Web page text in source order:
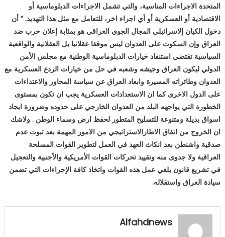
المتحدة الاجراءات المناسبة، والتي تشمل الاجراءات الدبلوماسية أو
الاقتصادية أو العسكرية أو أي اجراء اخر، للتعامل مع مثل هذا التهديد. ” أن
دخول الكيان إلاسرائيلي المجال الجوي العراقي هو بمثابة إعلان حرب ضد
العراق وإن السكوت على العدوان ليس موقفا عقلانيا بل العقلانية والواقعية
السياسية تقتضي استنفاد خيارات الدبلوماسية الوطنية مع مجلس الأمن
الدولي ليكون العراق وجيشه وشعبه في حل من خيارات الردع العسكرية مع
العدوان وطائراته المسيرة وابعاد العراق عن سياسة المحاور والاعتداءات
على الدول الاخرى كما ان الاستعدادات العسكرية يجب ان تكون بمستوى
الخطورة التي يواجهه البلد من العدوان الخارجي على حدوده وضرورة ايجاد
اسواق بديلة ومتنوعة للتسليح المتطور لحفظ ارض وسماء الوطن . ولاشك
ان الخروج من اتفاق الاطارالاستراتيجي من الامور المهمة بعد ثبوت عدم
صدقية واشنطن بعد انكاث العهد في العمل لتطوير القوات المسلحة
العراقية ولا جدوى منه وتقييد تحركات القوات الأمريكية والأجنبية والتعجيل
في تشريع قانون يلغي عمل هذه القوات واتخاذ كافة الإجراءات التي تضمن
سيادة العراق واستقلاله.
Alfahdnews